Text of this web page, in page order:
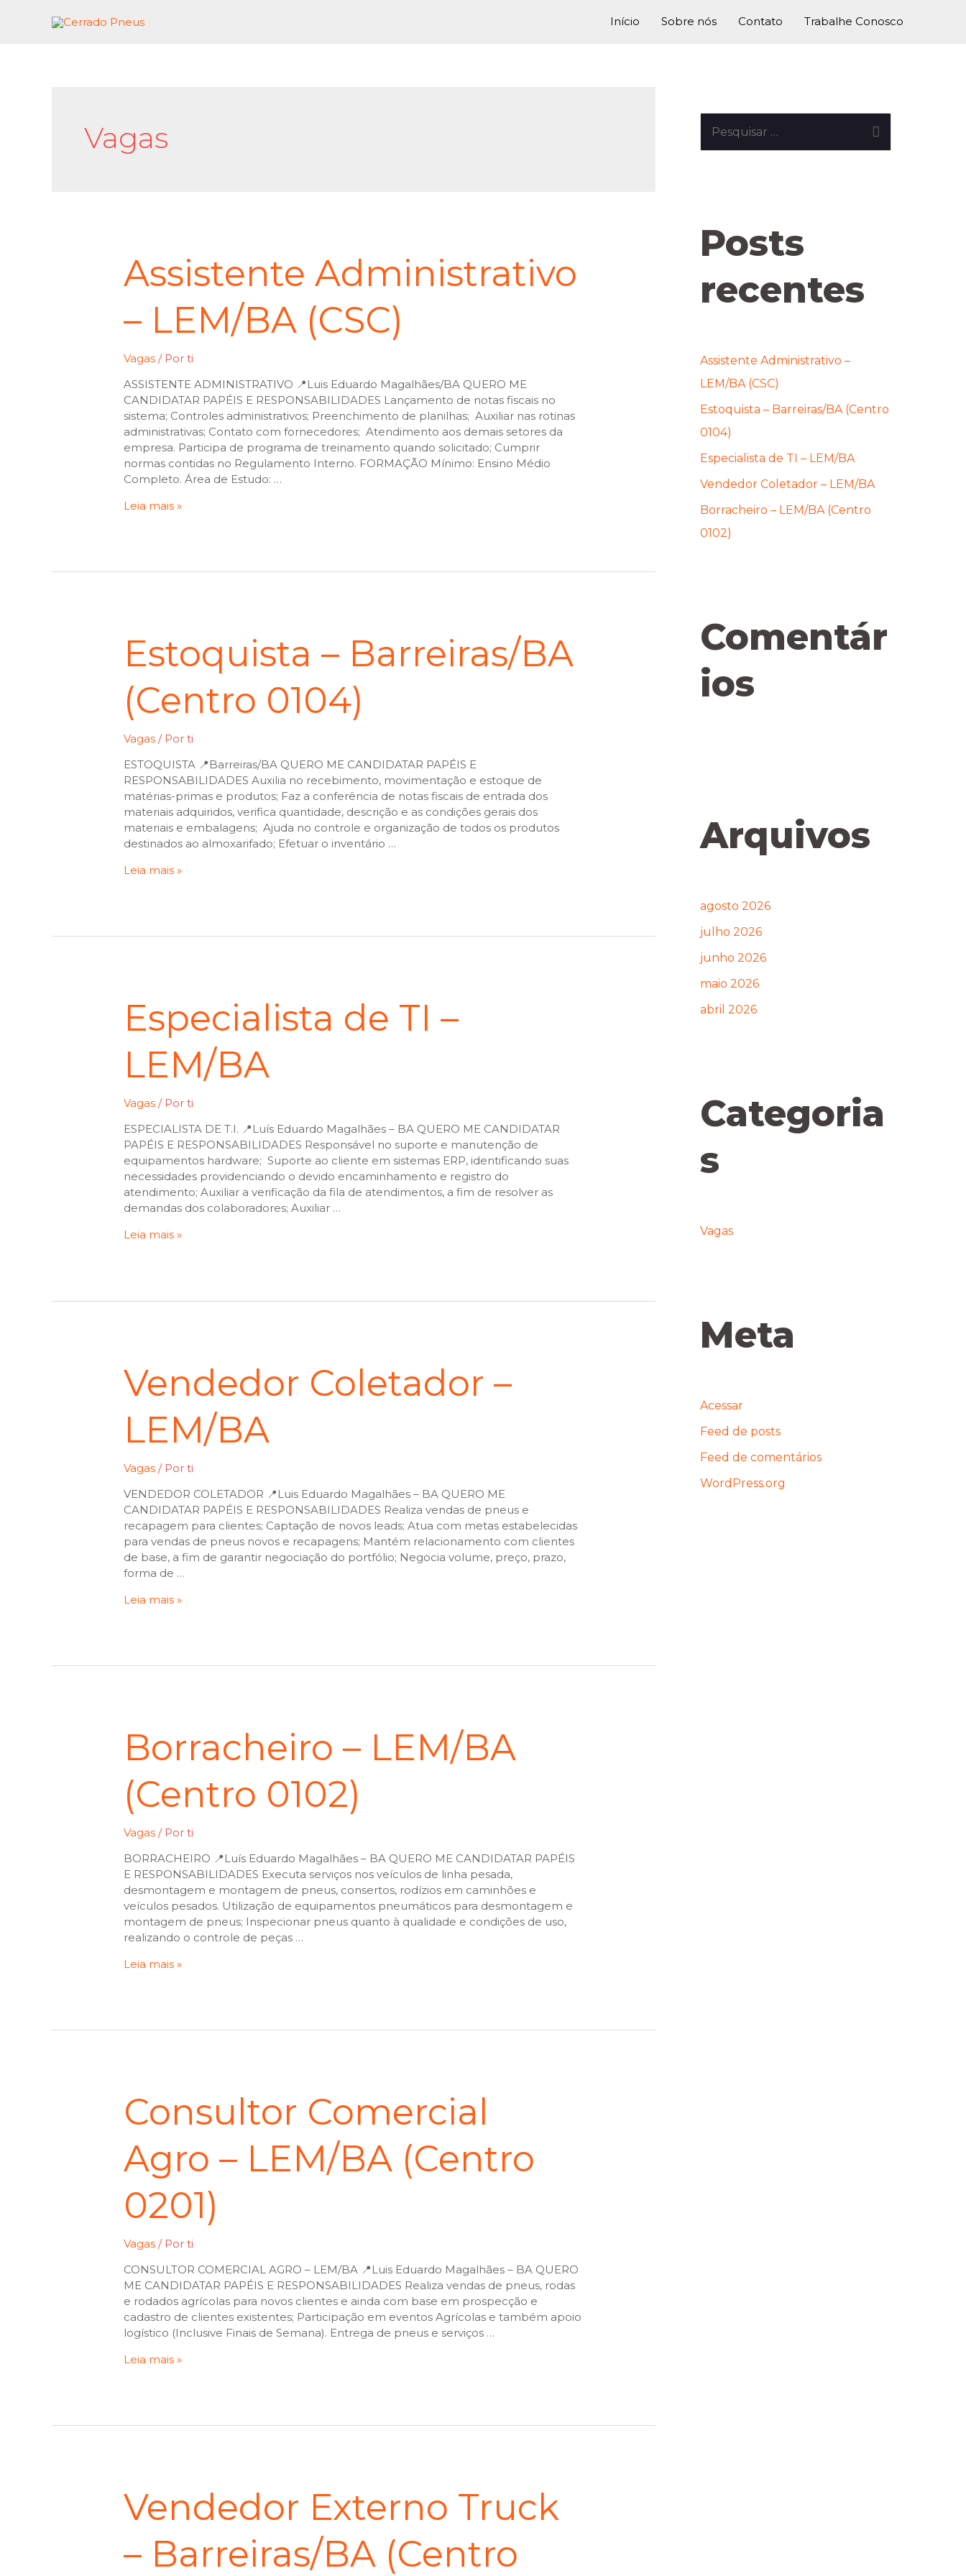
Início Sobre nós Contato Trabalhe Conosco
Vagas
Assistente Administrativo
– LEM/BA (CSC)
Vagas / Porti
ASSISTENTE ADMINISTRATIVO 📍Luis Eduardo Magalhães/BA QUERO ME
CANDIDATAR PAPÉIS E RESPONSABILIDADES Lançamento de notas fiscais no
sistema; Controles administrativos; Preenchimento de planilhas; Auxiliar nas rotinas
administrativas; Contato com fornecedores; Atendimento aos demais setores da
empresa. Participa de programa de treinamento quando solicitado; Cumprir
normas contidas no Regulamento Interno. FORMAÇÃO Mínimo: Ensino Médio
Completo. Área de Estudo: …
Leia mais »
Estoquista – Barreiras/BA
(Centro 0104)
Vagas / Porti
ESTOQUISTA 📍Barreiras/BA QUERO ME CANDIDATAR PAPÉIS E
RESPONSABILIDADES Auxilia no recebimento, movimentação e estoque de
matérias-primas e produtos; Faz a conferência de notas fiscais de entrada dos
materiais adquiridos, verifica quantidade, descrição e as condições gerais dos
materiais e embalagens; Ajuda no controle e organização de todos os produtos
destinados ao almoxarifado; Efetuar o inventário …
Leia mais »
Especialista de TI –
LEM/BA
Vagas / Porti
ESPECIALISTA DE T.I. 📍Luís Eduardo Magalhães – BA QUERO ME CANDIDATAR
PAPÉIS E RESPONSABILIDADES Responsável no suporte e manutenção de
equipamentos hardware; Suporte ao cliente em sistemas ERP, identificando suas
necessidades providenciando o devido encaminhamento e registro do
atendimento; Auxiliar a verificação da fila de atendimentos, a fim de resolver as
demandas dos colaboradores; Auxiliar …
Leia mais »
Vendedor Coletador –
LEM/BA
Vagas / Porti
VENDEDOR COLETADOR 📍Luis Eduardo Magalhães – BA QUERO ME
CANDIDATAR PAPÉIS E RESPONSABILIDADES Realiza vendas de pneus e
recapagem para clientes; Captação de novos leads; Atua com metas estabelecidas
para vendas de pneus novos e recapagens; Mantém relacionamento com clientes
de base, a fim de garantir negociação do portfólio; Negocia volume, preço, prazo,
forma de …
Leia mais »
Borracheiro – LEM/BA
(Centro 0102)
Vagas / Porti
BORRACHEIRO 📍Luís Eduardo Magalhães – BA QUERO ME CANDIDATAR PAPÉIS
E RESPONSABILIDADES Executa serviços nos veículos de linha pesada,
desmontagem e montagem de pneus, consertos, rodízios em caminhões e
veículos pesados. Utilização de equipamentos pneumáticos para desmontagem e
montagem de pneus; Inspecionar pneus quanto à qualidade e condições de uso,
realizando o controle de peças …
Leia mais »
Consultor Comercial
Agro – LEM/BA (Centro
0201)
Vagas / Porti
CONSULTOR COMERCIAL AGRO – LEM/BA 📍Luis Eduardo Magalhães – BA QUERO
ME CANDIDATAR PAPÉIS E RESPONSABILIDADES Realiza vendas de pneus, rodas
e rodados agrícolas para novos clientes e ainda com base em prospecção e
cadastro de clientes existentes; Participação em eventos Agrícolas e também apoio
logístico (Inclusive Finais de Semana). Entrega de pneus e serviços …
Leia mais »
Vendedor Externo Truck
– Barreiras/BA (Centro
Posts
recentes
Assistente Administrativo –
LEM/BA (CSC)
Estoquista – Barreiras/BA (Centro
0104)
Especialista de TI – LEM/BA
Vendedor Coletador – LEM/BA
Borracheiro – LEM/BA (Centro
0102)
Comentár
ios
Arquivos
agosto 2026
julho 2026
junho 2026
maio 2026
abril 2026
Categoria
s
Vagas
Meta
Acessar
Feed de posts
Feed de comentários
WordPress.org